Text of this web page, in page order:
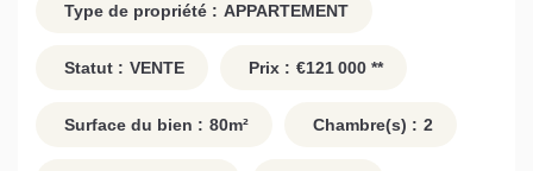
Type de propriété : APPARTEMENT
Statut : VENTE Prix : €121 000 **
Surface du bien : 80m² Chambre(s) : 2